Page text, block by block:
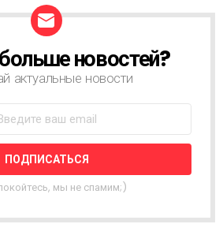
новостей?
актуальные новости
мы не спамим;)